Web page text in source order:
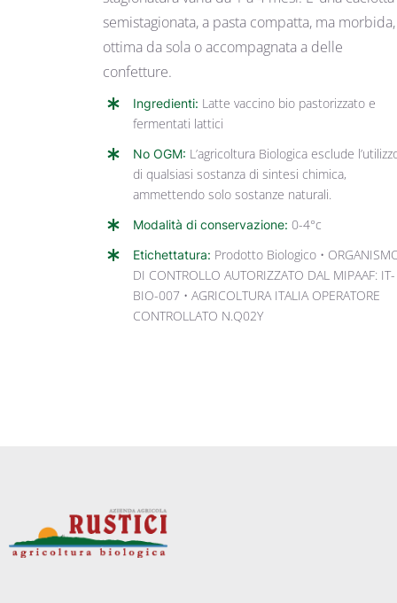
semistagionata, a pasta compatta, ma morbida,
ottima da sola o accompagnata a delle
confetture.
Ingredienti: Latte vaccino bio pastorizzato e
fermentati lattici
No OGM: L’agricoltura Biologica esclude
di qualsiasi sostanza di sintesi chimica,
ammettendo solo sostanze naturali.
Modalità di conservazione: 0-4°c
Etichettatura: Prodotto Biologico •
DI CONTROLLO AUTORIZZATO DAL MIPAAF: IT-
BIO-007 • AGRICOLTURA ITALIA OPERATORE
CONTROLLATO N.Q02Y